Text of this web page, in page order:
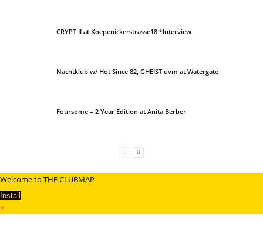
CRYPT II at Koepenickerstrasse18 *Interview
Nachtklub w/ Hot Since 82, GHEIST uvm at Watergate
Foursome – 2 Year Edition at Anita Berber
Welcome to THE CLUBMAP
Install
×